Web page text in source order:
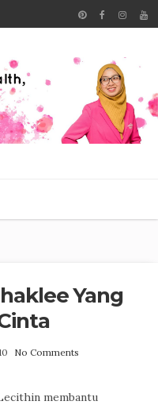
Yang
No Comments
membantu